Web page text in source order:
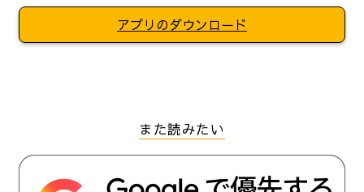
アプリのダウンロード
また読みたい